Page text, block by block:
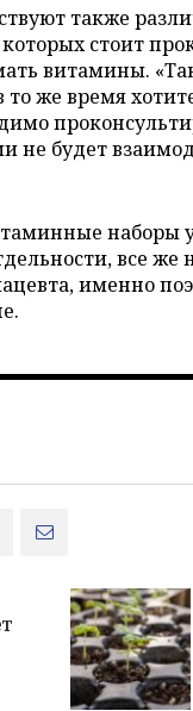
также
стоит
витамины.
то же время
будет
наборы
все же
именно